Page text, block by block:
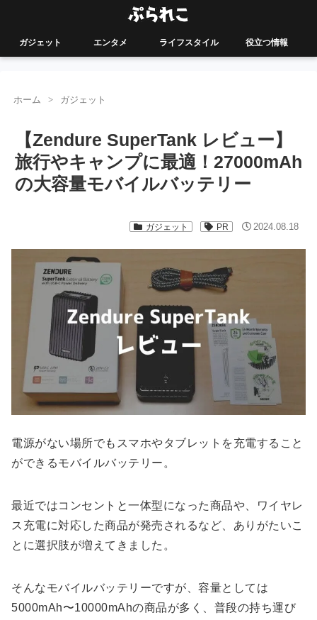
ガジェット エンタメ ライフスタイル 役立つ情報
ホーム ガジェット
【Zendure SuperTank レビュー】
旅行やキャンプに最適！27000mAh
の大容量モバイルバッテリー
ガジェット PR 2024.08.18
電源がない場所でもスマホやタブレットを充電すること
ができるモバイルバッテリー。
最近ではコンセントと一体型になった商品や、ワイヤレ
ス充電に対応した商品が発売されるなど、ありがたいこ
とに選択肢が増えてきました。
そんなモバイルバッテリーですが、容量としては
5000mAh〜10000mAhの商品が多く、普段の持ち運び